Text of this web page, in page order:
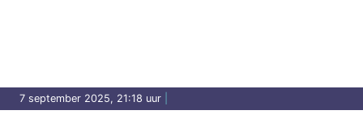
7 september 2025, 21:18 uur